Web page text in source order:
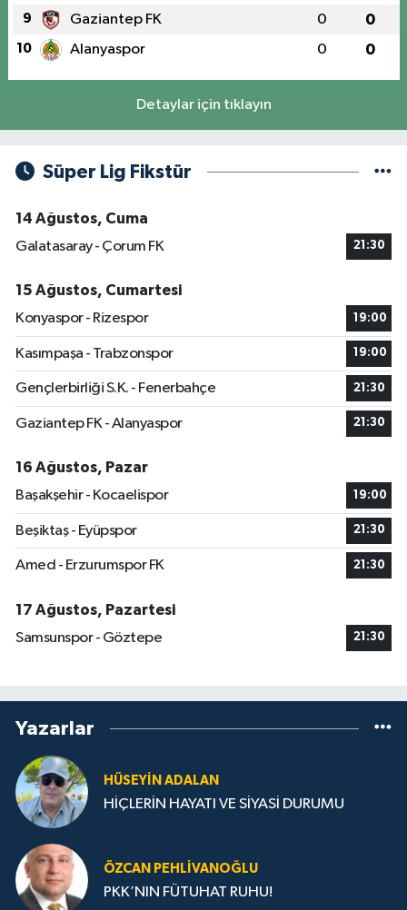
9 Gaziantep FK 0 0
10 Alanyaspor 0 0
Detaylar için tıklayın
Süper Lig Fikstür
14 Ağustos, Cuma
Galatasaray - Çorum FK
21:30
15 Ağustos, Cumartesi
Konyaspor - Rizespor
19:00
Kasımpaşa - Trabzonspor 19:00
Gençlerbirliği S.K. - Fenerbahçe 21:30
Gaziantep FK - Alanyaspor 21:30
16 Ağustos, Pazar
Başakşehir - Kocaelispor
19:00
Beşiktaş - Eyüpspor 21:30
Amed - Erzurumspor FK 21:30
17 Ağustos, Pazartesi
Samsunspor - Göztepe
21:30
Yazarlar
HÜSEYIN ADALAN
HİÇLERİN HAYATI VE SİYASİ DURUMU
ÖZCAN PEHLIVANOĞLU
PKK’NIN FÜTUHAT RUHU!